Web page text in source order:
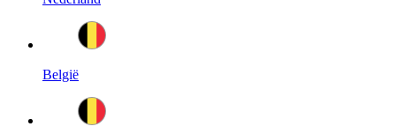
België